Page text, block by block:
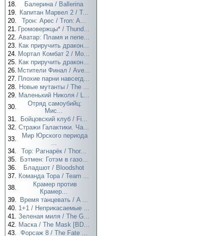
18.
Балерина / Ballerina
19. Капитан Марвел 2 / T...
20.
Трон: Арес / Tron: A...
21. Громовержцы* / Thund...
22. Аватар: Пламя и пепе...
23. Как приручить дракон...
24. Мортал Комбат 2 / Mo...
25. Как приручить дракон...
26. Мстители Финал / Ave...
27. Плохие парни навсегд...
28. Новые мутанты / The ...
29. Маленький Николя / L...
30.
Отряд самоубийц:
Мис...
31.
Бойцовский клуб / Fi...
32. Стражи Галактики. Ча...
33.
Мир Юрского периода
...
34.
Тор: Рагнарёк / Thor...
35.
Бэтмен: Готэм в газо...
36.
Бладшот / Bloodshot
37. Команда Тора / Team ...
38.
Крамер против
Крамер...
39.
Время танцевать / A ...
40. 1+1 / Неприкасаемые ...
41. Зеленая миля / The G...
42. Маска / The Mask [BD...
43. Форсаж 8 / The Fate ...